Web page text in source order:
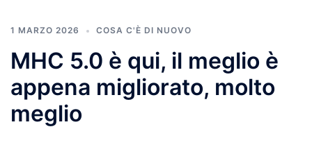
1 MARZO 2026 COSA C'È DI NUOVO
MHC 5.0 è qui, il meglio è
appena migliorato, molto
meglio